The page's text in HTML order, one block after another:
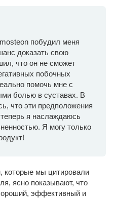
побудил меня
доказать свою
что он не сможет
побочных
помочь мне с
болью в суставах. В
что эти предположения
я наслаждаюсь
Я могу только
которые мы цитировали
ясно показывают, что
эффективный и